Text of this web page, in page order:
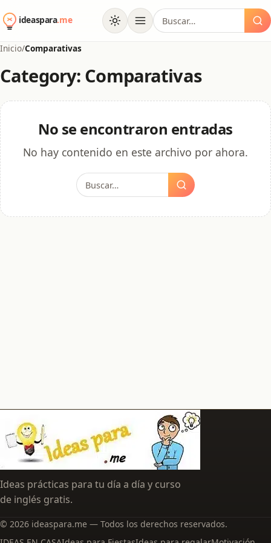
al
contenido
Buscar:
Inicio/Comparativas
Category: Comparativas
No se encontraron entradas
No hay contenido en este archivo por ahora.
Ideas prácticas para tu día a día y curso
de inglés gratis.
© 2026 ideaspara.me — Todos los derechos reservados.